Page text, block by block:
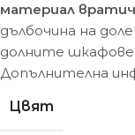
материал
дълбочина на
долните шкафове
Допълнителна
Цвят